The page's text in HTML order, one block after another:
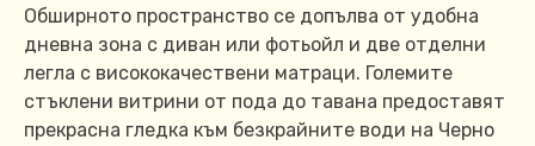
Обширното пространство се допълва от удобна
дневна зона с диван или фотьойл и две отделни
легла с висококачествени матраци. Големите
стъклени витрини от пода до тавана предоставят
прекрасна гледка към безкрайните води на Черно